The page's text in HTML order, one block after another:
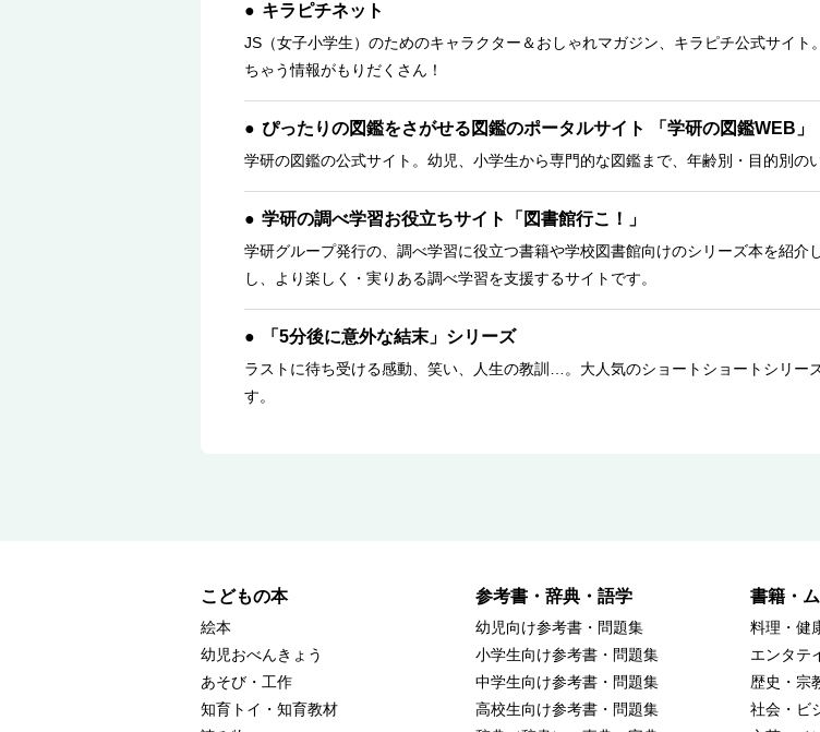
キラピチネット
JS（女子小学生）のためのキャラクター＆おしゃれマガジン、キラピチ公式サイ
ちゃう情報がもりだくさん！
ぴったりの図鑑をさがせる図鑑のポータルサイト 「学研の図鑑WEB」
学研の図鑑の公式サイト。幼児、小学生から専門的な図鑑まで、年齢別・目的別の
学研の調べ学習お役立ちサイト「図書館行こ！」
学研グループ発行の、調べ学習に役立つ書籍や学校図書館向けのシリーズ本を紹
し、より楽しく・実りある調べ学習を支援するサイトです。
「5分後に意外な結末」シリーズ
ラストに待ち受ける感動、笑い、人生の教訓…。大人気のショートショートシリ
す。
こどもの本
絵本
幼児おべんきょう
あそび・工作
知育トイ・知育教材
参考書・辞典・語学
幼児向け参考書・問題集
小学生向け参考書・問題集
中学生向け参考書・問題集
高校生向け参考書・問題集
書籍・
料理・健
エンタテ
歴史・宗
社会・ビ